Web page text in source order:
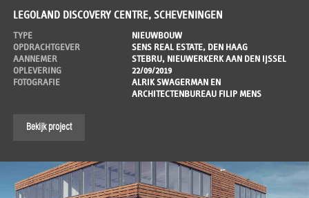
LEGOLAND DISCOVERY CENTRE, SCHEVENINGEN
TYPE
NIEUWBOUW
OPDRACHTGEVER
SENS REAL ESTATE, DEN HAAG
AANNEMER
STEBRU, NIEUWERKERK AAN DEN IJSSEL
OPLEVERING
22/09/2019
FOTOGRAFIE
ALRIK SWAGERMAN EN
ARCHITECTENBUREAU FILIP MENS
Bekijk project